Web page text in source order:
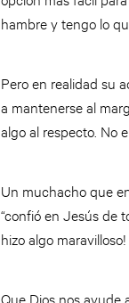
hambre y tengo lo
Pero en realidad su
a mantenerse al
algo al respecto. No
Un muchacho que
“confió en Jesús de
hizo algo maravilloso!
Que Dios nos ayude